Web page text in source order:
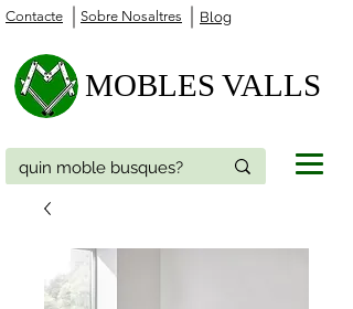
Contacte Blog
Sobre Nosaltres
MOBLES VALLS